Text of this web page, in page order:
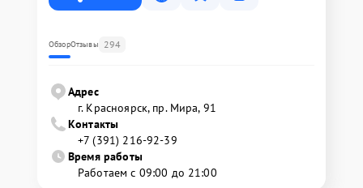
ОбзорОтзывы 294
Адрес
г. Красноярск, ​пр. Мира, 91
Контакты
+7 (391) 216-92-39
Время работы
Работаем с 09:00 до 21:00